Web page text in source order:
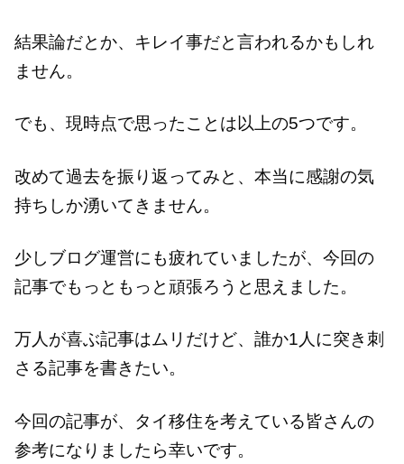
結果論だとか、キレイ事だと言われるかもしれ
ません。
でも、現時点で思ったことは以上の5つです。
改めて過去を振り返ってみと、本当に感謝の気
持ちしか湧いてきません。
少しブログ運営にも疲れていましたが、今回の
記事でもっともっと頑張ろうと思えました。
万人が喜ぶ記事はムリだけど、誰か1人に突き刺
さる記事を書きたい。
今回の記事が、タイ移住を考えている皆さんの
参考になりましたら幸いです。